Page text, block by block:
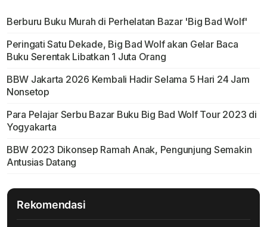
Berburu Buku Murah di Perhelatan Bazar 'Big Bad Wolf'
Peringati Satu Dekade, Big Bad Wolf akan Gelar Baca
Buku Serentak Libatkan 1 Juta Orang
BBW Jakarta 2026 Kembali Hadir Selama 5 Hari 24 Jam
Nonsetop
Para Pelajar Serbu Bazar Buku Big Bad Wolf Tour 2023 di
Yogyakarta
BBW 2023 Dikonsep Ramah Anak, Pengunjung Semakin
Antusias Datang
Rekomendasi